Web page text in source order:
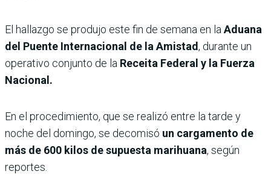
El hallazgo se produjo este fin de semana en la Aduana
del Puente Internacional de la Amistad, durante un
operativo conjunto de la Receita Federal y la Fuerza
Nacional.
En el procedimiento, que se realizó entre la tarde y
noche del domingo, se decomisó un cargamento de
más de 600 kilos de supuesta marihuana, según
reportes.